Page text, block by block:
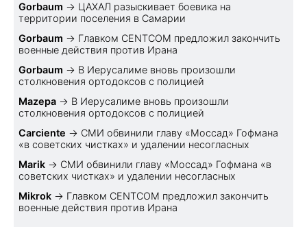
Gorbaum → ЦАХАЛ разыскивает боевика на
территории поселения в Самарии
Gorbaum → Главком CENTCOM предложил закончить
военные действия против Ирана
Gorbaum → В Иерусалиме вновь произошли
столкновения ортодоксов с полицией
Mazepa → В Иерусалиме вновь произошли
столкновения ортодоксов с полицией
Carciente → СМИ обвинили главу «Моссад» Гофмана
«в советских чистках» и удалении несогласных
Marik → СМИ обвинили главу «Моссад» Гофмана «в
советских чистках» и удалении несогласных
Mikrok → Главком CENTCOM предложил закончить
военные действия против Ирана